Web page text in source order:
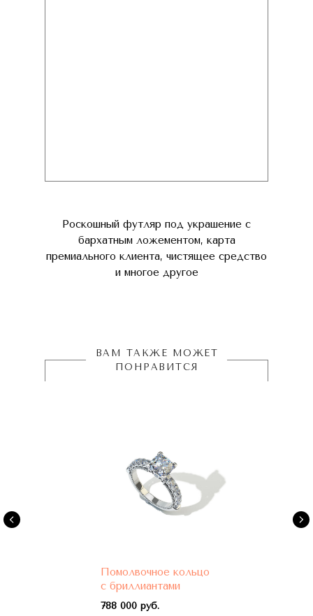
Роскошный футляр под украшение с
бархатным ложементом, карта
премиального клиента, чистящее средство
и многое другое
ВАМ ТАКЖЕ МОЖЕТ
ПОНРАВИТСЯ
Помолвочное кольцо
с бриллиантами
788 000 руб.